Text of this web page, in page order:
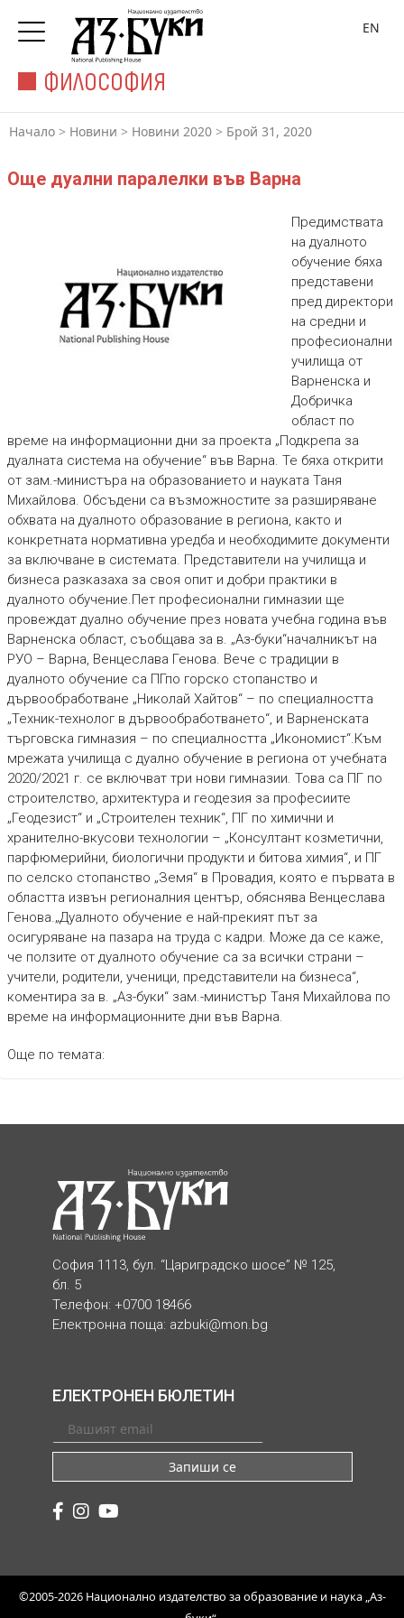
ФИЛОСОФИЯ
EN
Начало > Новини > Новини 2020 > Брой 31, 2020
Още дуални паралелки във Варна
Предимствата
на дуалното
обучение бяха
представени
пред директори
на средни и
професионални
училища от
Варненска и
Добричка
област по
време на информационни дни за проекта „Подкрепа за
дуалната система на обучение“ във Варна. Те бяха открити
от зам.-министъра на образованието и науката Таня
Михайлова. Обсъдени са възможностите за разширяване
обхвата на дуалното образование в региона, както и
конкретната нормативна уредба и необходимите документи
за включване в системата. Представители на училища и
бизнеса разказаха за своя опит и добри практики в
дуалното обучение.Пет професионални гимназии ще
провеждат дуално обучение през новата учебна година във
Варненска област, съобщава за в. „Аз-буки“началникът на
РУО – Варна, Венцеслава Генова. Вече с традиции в
дуалното обучение са ПГпо горско стопанство и
дървообработване „Николай Хайтов“ – по специалността
„Техник-технолог в дървообработването“, и Варненската
търговска гимназия – по специалността „Икономист“.Към
мрежата училища с дуално обучение в региона от учебната
2020/2021 г. се включват три нови гимназии. Това са ПГ по
строителство, архитектура и геодезия за професиите
„Геодезист“ и „Строителен техник“, ПГ по химични и
хранително-вкусови технологии – „Консултант козметични,
парфюмерийни, биологични продукти и битова химия“, и ПГ
по селско стопанство „Земя“ в Провадия, която е първата в
областта извън регионалния център, обяснява Венцеслава
Генова.„Дуалното обучение е най-прекият път за
осигуряване на пазара на труда с кадри. Може да се каже,
че ползите от дуалното обучение са за всички страни –
учители, родители, ученици, представители на бизнеса“,
коментира за в. „Аз-буки“ зам.-министър Таня Михайлова по
време на информационните дни във Варна.
Още по темата:
София 1113, бул. “Цариградско шосе” № 125,
бл. 5
Телефон: +0700 18466
Електронна поща: azbuki@mon.bg
ЕЛЕКТРОНЕН БЮЛЕТИН
Запиши се
©2005-2026 Национално издателство за образование и наука „Аз-